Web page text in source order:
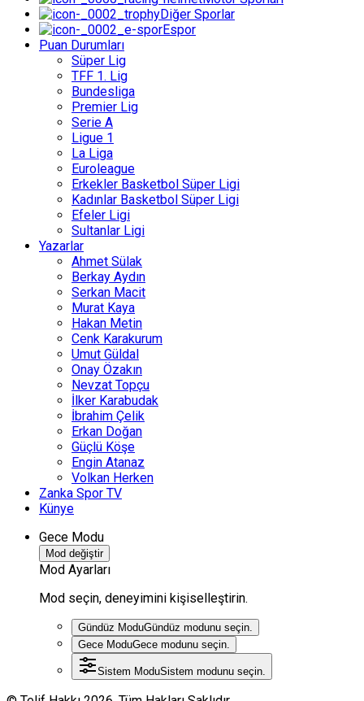
Diğer Sporlar
Espor
Puan Durumları
Süper Lig
TFF 1. Lig
Bundesliga
Premier Lig
Serie A
Ligue 1
La Liga
Euroleague
Erkekler Basketbol Süper Ligi
Kadınlar Basketbol Süper Ligi
Efeler Ligi
Sultanlar Ligi
Yazarlar
Ahmet Sülak
Berkay Aydın
Serkan Macit
Murat Kaya
Hakan Metin
Cenk Karakurum
Umut Güldal
Onay Özakın
Nevzat Topçu
İlker Karabudak
İbrahim Çelik
Erkan Doğan
Güçlü Köşe
Engin Atanaz
Volkan Herken
Zanka Spor TV
Künye
Gece Modu
Mod değiştir
Mod Ayarları
Mod seçin, deneyimini kişiselleştirin.
Gündüz ModuGündüz modunu seçin.
Gece ModuGece modunu seçin.
Sistem ModuSistem modunu seçin.